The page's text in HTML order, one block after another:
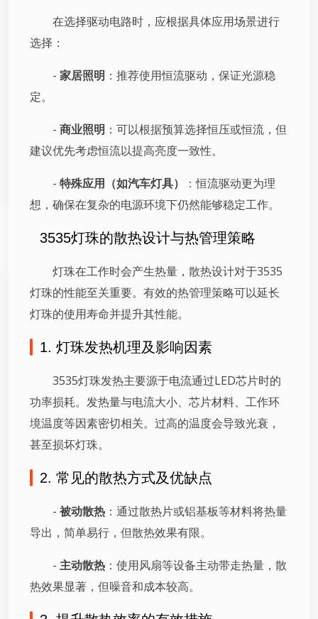
在选择驱动电路时，应根据具体应用场景进行
选择：
- 家居照明 ：推荐使用恒流驱动，保证光源稳
定。
- 商业照明 ：可以根据预算选择恒压或恒流，但
建议优先考虑恒流以提高亮度一致性。
- 特殊应用（如汽车灯具）
：恒流驱动更为理
想，确保在复杂的电源环境下仍然能够稳定工作。
3535灯珠的散热设计与热管理策略
灯珠在工作时会产生热量，散热设计对于3535
灯珠的性能至关重要。有效的热管理策略可以延长
灯珠的使用寿命并提升其性能。
1. 灯珠发热机理及影响因素
3535灯珠发热主要源于电流通过LED芯片时的
功率损耗。发热量与电流大小、芯片材料、工作环
境温度等因素密切相关。过高的温度会导致光衰，
甚至损坏灯珠。
2. 常见的散热方式及优缺点
- 被动散热 ：通过散热片或铝基板等材料将热量
导出，简单易行，但散热效果有限。
- 主动散热 ：使用风扇等设备主动带走热量，散
热效果显著，但噪音和成本较高。